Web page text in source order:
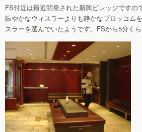
FS付近は最近開発された新興ビレッジですの
賑やかなウィスラーよりも静かなブロッコム
スラーを選んでいたようです。FSから5分